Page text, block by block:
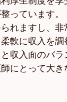
整っています
れますし、
軟に収入を
収入面のバ
にとって大